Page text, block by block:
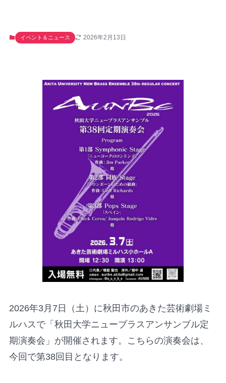
イベント＆ニュース 2026年2月13日
2026年3月7日（土）に秋田市のあきた芸術劇場ミ
ルハスで「秋田大学ニューブラスアンサンブル定
期演奏会」が開催されます。こちらの演奏会は、
今回で第38回目となります。